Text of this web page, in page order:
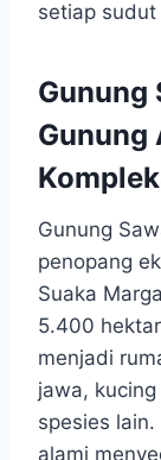
setiap sudut
Gunung
Gunung
Gunung
penopang
Suaka
5.400
menjadi
jawa,
spesies
alami